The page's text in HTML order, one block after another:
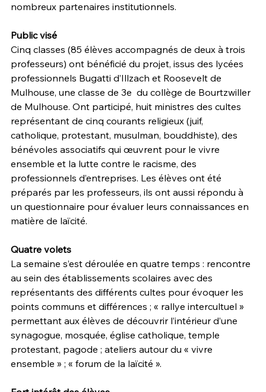
nombreux partenaires institutionnels.
Public visé
Cinq classes (85 élèves accompagnés de deux à trois
professeurs) ont bénéficié du projet, issus des lycées
professionnels Bugatti d’Illzach et Roosevelt de
Mulhouse, une classe de 3e  du collège de Bourtzwiller
de Mulhouse. Ont participé, huit ministres des cultes
représentant de cinq courants religieux (juif,
catholique, protestant, musulman, bouddhiste), des
bénévoles associatifs qui œuvrent pour le vivre
ensemble et la lutte contre le racisme, des
professionnels d’entreprises. Les élèves ont été
préparés par les professeurs, ils ont aussi répondu à
un questionnaire pour évaluer leurs connaissances en
matière de laïcité.
Quatre volets
La semaine s’est déroulée en quatre temps : rencontre
au sein des établissements scolaires avec des
représentants des différents cultes pour évoquer les
points communs et différences ; « rallye intercultuel »
permettant aux élèves de découvrir l’intérieur d’une
synagogue, mosquée, église catholique, temple
protestant, pagode ; ateliers autour du « vivre
ensemble » ; « forum de la laïcité ».